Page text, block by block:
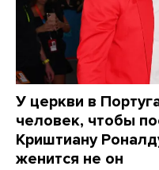
У церкви в
человек, чтобы
Криштиану
женится не он